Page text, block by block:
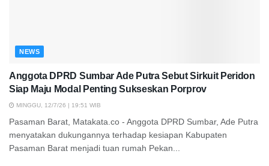
NEWS
Anggota DPRD Sumbar Ade Putra Sebut Sirkuit Peridon
Siap Maju Modal Penting Sukseskan Porprov
MINGGU, 12/7/26 | 19:51 WIB
Pasaman Barat, Matakata.co - Anggota DPRD Sumbar, Ade Putra
menyatakan dukungannya terhadap kesiapan Kabupaten
Pasaman Barat menjadi tuan rumah Pekan...